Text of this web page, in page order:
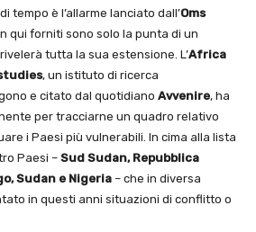
tempo è l’allarme lanciato dall’Oms
qui forniti sono solo la punta di un
tutta la sua estensione. L’Africa
, un istituto di ricerca
e citato dal quotidiano Avvenire, ha
per tracciarne un quadro relativo
i Paesi più vulnerabili. In cima alla lista
Paesi – Sud Sudan, Repubblica
Sudan e Nigeria – che in diversa
in questi anni situazioni di conflitto o